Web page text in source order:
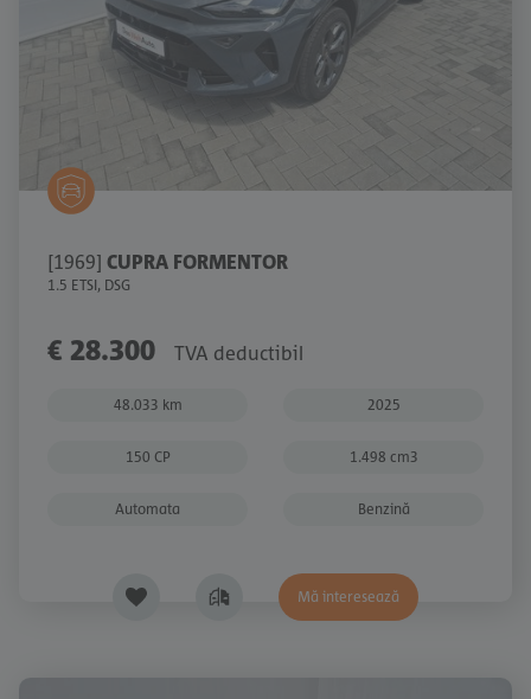
[1969] CUPRA FORMENTOR
1.5 ETSI, DSG
€ 28.300 TVA deductibil
48.033 km 2025
150 CP 1.498 cm3
Automata Benzină
Mă interesează